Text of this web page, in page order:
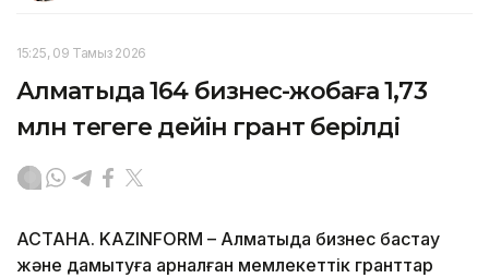
15:25, 09 Тамыз 2026
Алматыда 164 бизнес-жобаға 1,73
млн теңгеге дейін грант берілді
АСТАНА. KAZINFORM – Алматыда бизнес бастау
және дамытуға арналған мемлекеттік гранттар